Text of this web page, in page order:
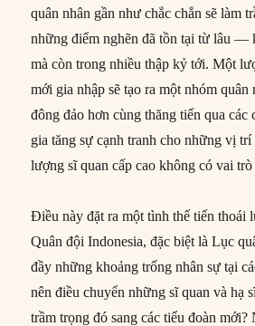
quân nhân gần như chắc chắn sẽ làm
những điểm nghẽn đã tồn tại từ lâu —
mà còn trong nhiều thập kỷ tới. Một
mới gia nhập sẽ tạo ra một nhóm quân
đông đảo hơn cùng thăng tiến qua các
gia tăng sự cạnh tranh cho những vị
lượng sĩ quan cấp cao không có vai
Điều này đặt ra một tình thế tiến thoái
Quân đội Indonesia, đặc biệt là Lục
đầy những khoảng trống nhân sự tại
nên điều chuyển những sĩ quan và hạ
trầm trọng đó sang các tiểu đoàn